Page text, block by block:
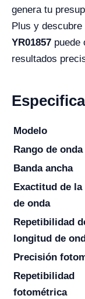
genera tu
Plus y descubre
YR01857 puede
resultados
Modelo
Rango de onda
Banda ancha
Exactitud de
de onda
Repetibilidad
longitud de
Precisión
Repetibilidad
fotométrica